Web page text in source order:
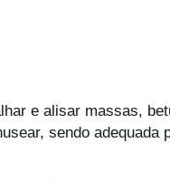
e alisar massas,
sendo adequada